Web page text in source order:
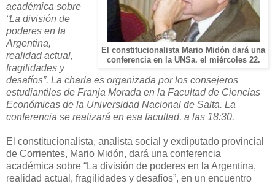
El constitucionalista Mario Midón dará una
conferencia en la UNSa. el miércoles 22.
académica sobre
“La división de
poderes en la
Argentina,
realidad actual,
fragilidades y
desafíos”. La charla es organizada por los consejeros
estudiantiles de Franja Morada en la Facultadde Ciencias
Económicas de la Universidad Nacional de Salta. La
conferencia se realizará en esa facultad, a las 18:30.
El constitucionalista, analista social y exdiputado provincial
de Corrientes, Mario Midón, dará una conferencia
académica sobre “La división de poderes en la Argentina,
realidad actual, fragilidades y desafíos”, en un encuentro